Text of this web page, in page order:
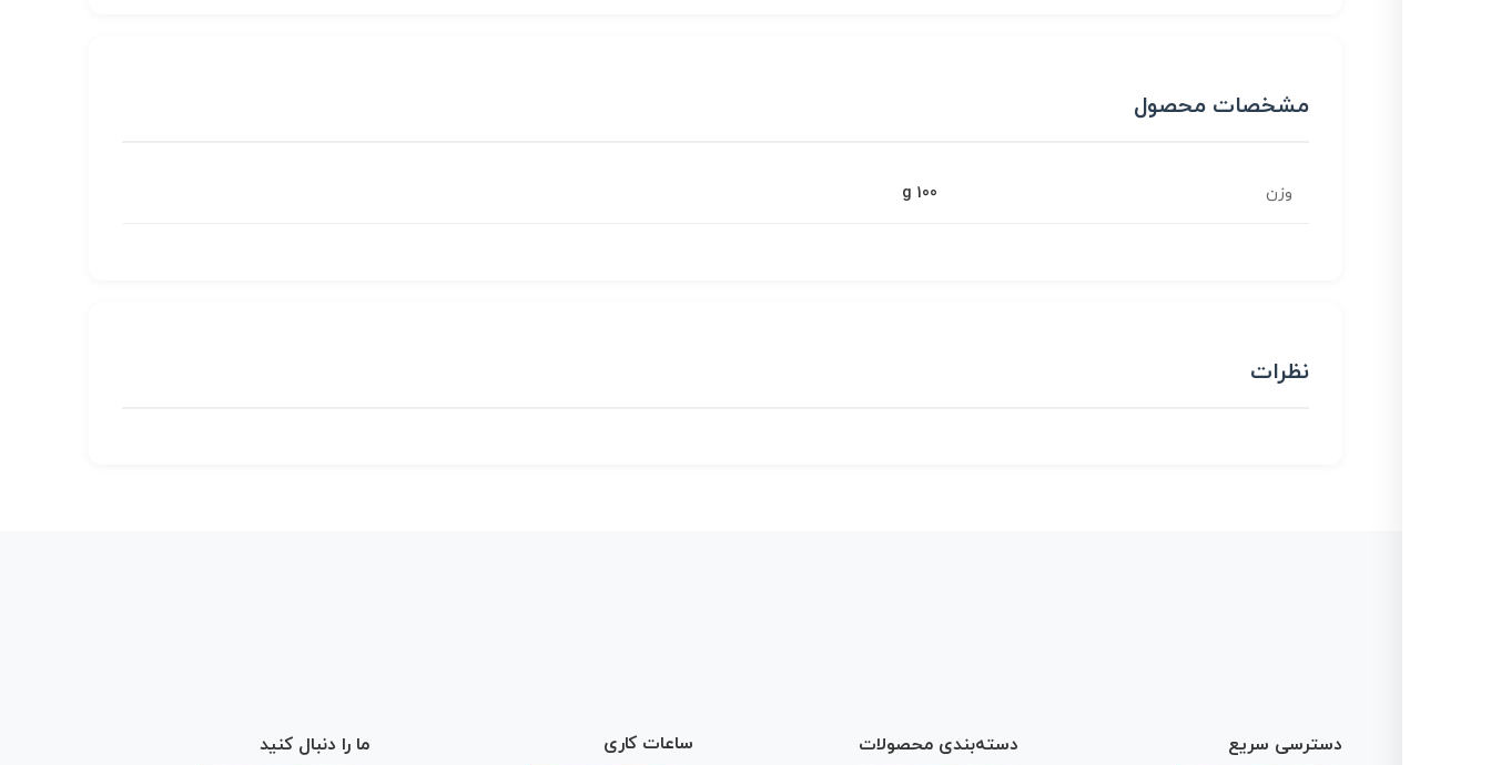
مشخصات محصول
وزن 100 g
نظرات
دسترسی سریع دسته‌بندی محصولات ساعات کاری ما را دنبال کنید